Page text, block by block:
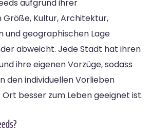
aufgrund ihrer
Kultur, Architektur,
und geographischen Lage
abweicht. Jede Stadt hat ihren
ihre eigenen Vorzüge, sodass
den individuellen Vorlieben
besser zum Leben geeignet ist.